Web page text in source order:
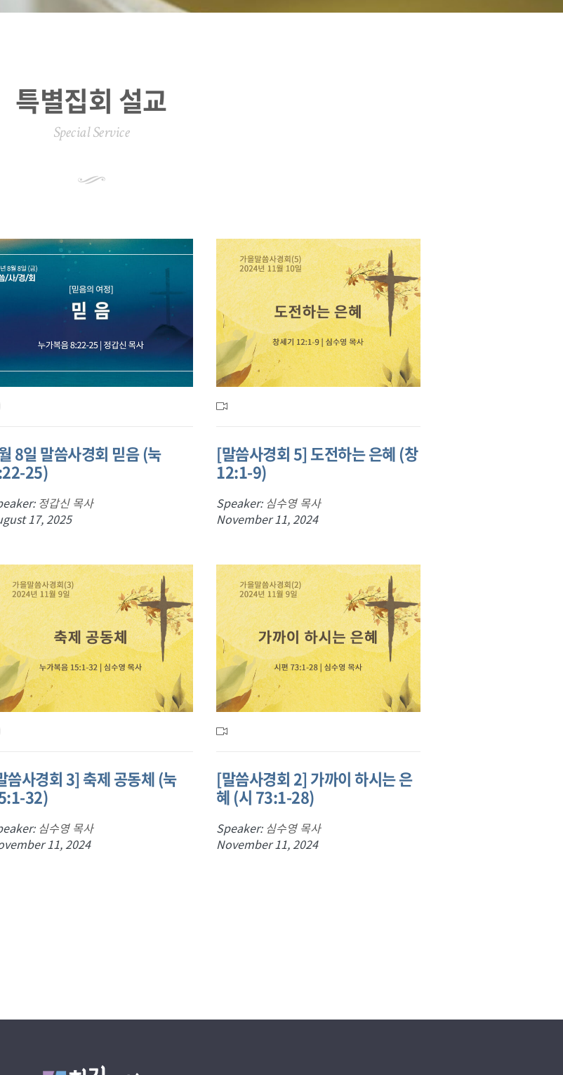
특별집회 설교
Special Service
8일 말씀사경회 믿음 (눅
25)
정갑신 목사
17, 2025
[말씀사경회 5] 도전하는 은혜 (창
12:1-9)
Speaker: 심수영 목사
November 11, 2024
씀사경회 3] 축제 공동체 (눅
32)
심수영 목사
11, 2024
[말씀사경회 2] 가까이 하시는 은
혜 (시 73:1-28)
Speaker: 심수영 목사
November 11, 2024